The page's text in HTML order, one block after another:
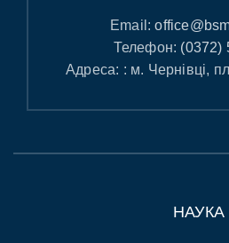
Email:
Телефон: (0372)
Адреса: : м. Чернівці,
НАУКА